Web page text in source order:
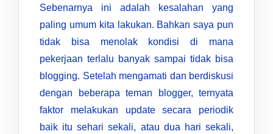
Sebenarnya ini adalah kesalahan yang
paling umum kita lakukan. Bahkan saya pun
tidak bisa menolak kondisi di mana
pekerjaan terlalu banyak sampai tidak bisa
blogging. Setelah mengamati dan berdiskusi
dengan beberapa teman blogger, ternyata
faktor melakukan update secara periodik
baik itu sehari sekali, atau dua hari sekali,